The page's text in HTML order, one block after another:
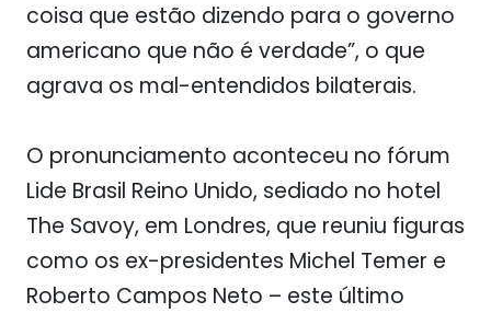
coisa que estão dizendo para o governo
americano que não é verdade”, o que
agrava os mal-entendidos bilaterais.
O pronunciamento aconteceu no fórum
Lide Brasil Reino Unido, sediado no hotel
The Savoy, em Londres, que reuniu figuras
como os ex-presidentes Michel Temer e
Roberto Campos Neto – este último